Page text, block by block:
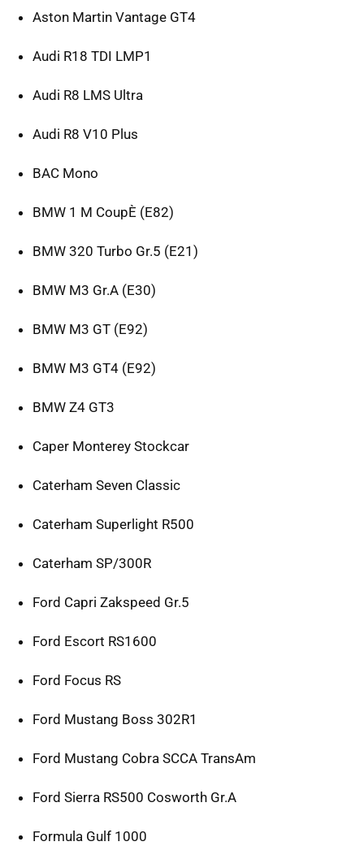
Aston Martin Vantage GT4
Audi R18 TDI LMP1
Audi R8 LMS Ultra
Audi R8 V10 Plus
BAC Mono
BMW 1 M CoupÈ (E82)
BMW 320 Turbo Gr.5 (E21)
BMW M3 Gr.A (E30)
BMW M3 GT (E92)
BMW M3 GT4 (E92)
BMW Z4 GT3
Caper Monterey Stockcar
Caterham Seven Classic
Caterham Superlight R500
Caterham SP/300R
Ford Capri Zakspeed Gr.5
Ford Escort RS1600
Ford Focus RS
Ford Mustang Boss 302R1
Ford Mustang Cobra SCCA TransAm
Ford Sierra RS500 Cosworth Gr.A
Formula Gulf 1000